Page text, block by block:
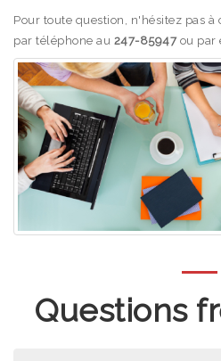
Pour toute question, n'hésitez pas à
par téléphone au 247-85947ou par
Questions